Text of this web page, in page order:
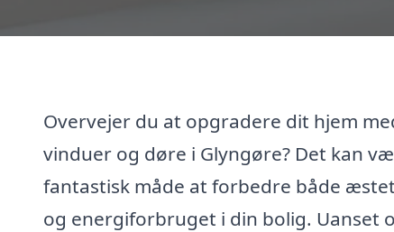
Overvejer du at opgradere dit hjem
vinduer og døre i Glyngøre? Det kan
fantastisk måde at forbedre både
og energiforbruget i din bolig. Uanset